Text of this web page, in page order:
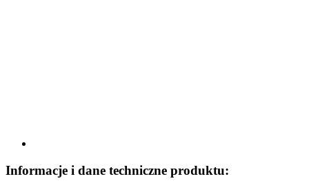
Informacje i dane techniczne produktu: